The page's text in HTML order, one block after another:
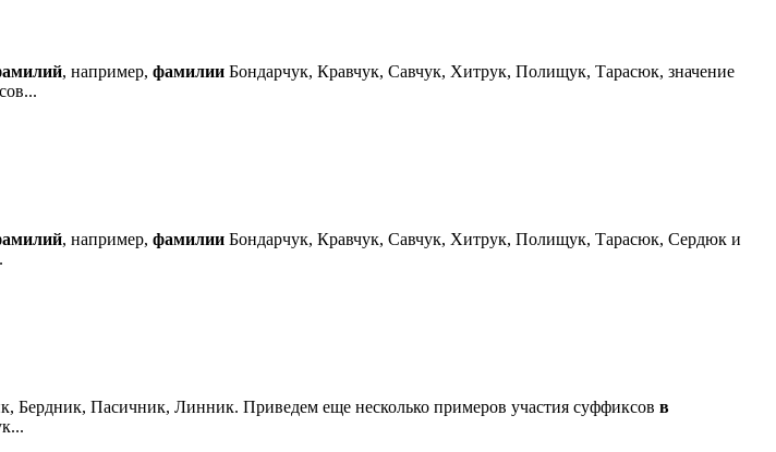
, например, фамилии Бондарчук, Кравчук, Савчук, Хитрук, Полищук, Тарасюк, значение
, например, фамилии Бондарчук, Кравчук, Савчук, Хитрук, Полищук, Тарасюк, Сердюк и
Бердник, Пасичник, Линник. Приведем еще несколько примеров участия суффиксов в